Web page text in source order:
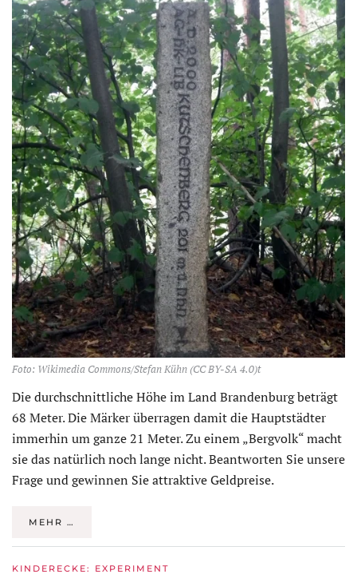
Foto: Wikimedia Commons/Stefan Kühn (CC BY-SA 4.0)t
Die durchschnittliche Höhe im Land Brandenburg beträgt
68 Meter. Die Märker überragen damit die Hauptstädter
immerhin um ganze 21 Meter. Zu einem „Bergvolk“ macht
sie das natürlich noch lange nicht. Beantworten Sie unsere
Frage und gewinnen Sie attraktive Geldpreise.
MEHR …
KINDERECKE: EXPERIMENT